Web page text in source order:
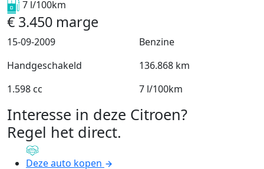
7 l/100km
€ 3.450 marge
15-09-2009
Benzine
Handgeschakeld
136.868 km
1.598 cc
7 l/100km
Interesse in deze Citroen?
Regel het direct.
Deze auto kopen